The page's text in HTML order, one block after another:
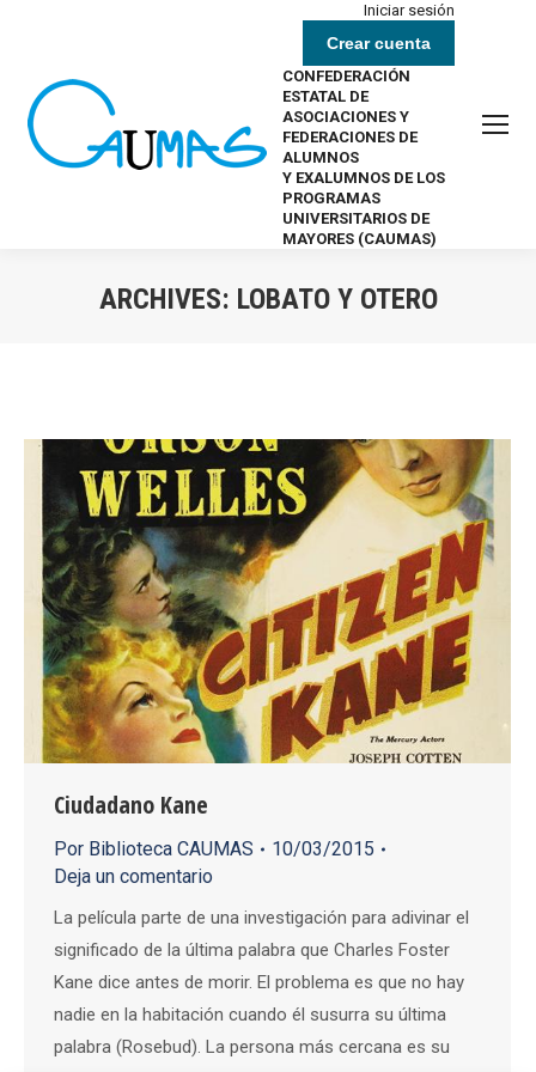
Iniciar sesión
Crear cuenta
CONFEDERACIÓN
ESTATAL DE
ASOCIACIONES Y
FEDERACIONES DE
ALUMNOS
Y EXALUMNOS DE LOS
PROGRAMAS
UNIVERSITARIOS DE
MAYORES (CAUMAS)
ARCHIVES: LOBATO Y OTERO
Ciudadano Kane
Por Biblioteca CAUMAS
10/03/2015
Deja un comentario
La película parte de una investigación para adivinar el
significado de la última palabra que Charles Foster
Kane dice antes de morir. El problema es que no hay
nadie en la habitación cuando él susurra su última
palabra (Rosebud). La persona más cercana es su